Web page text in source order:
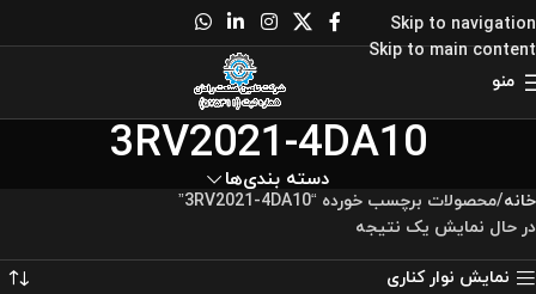
Skip to navigation
Skip to main content
منو
3RV2021-4DA10
دسته بندی‌ها
خانه محصولات برچسب خورده “3RV2021-4DA10”
در حال نمایش یک نتیجه
نمایش نوار کناری